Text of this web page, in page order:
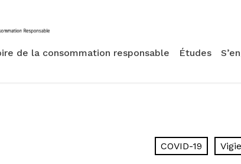
de la consommation responsable Études
COVID-19